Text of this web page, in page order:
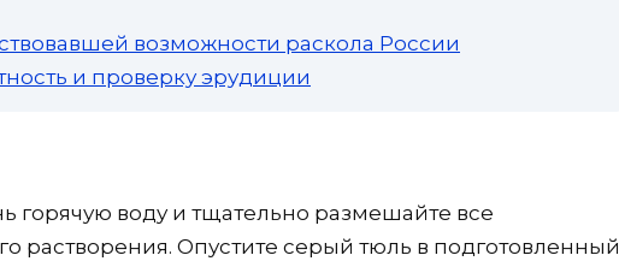
возможности раскола России
и проверку эрудиции
горячую воду и тщательно размешайте все
растворения. Опустите серый тюль в подготовленный